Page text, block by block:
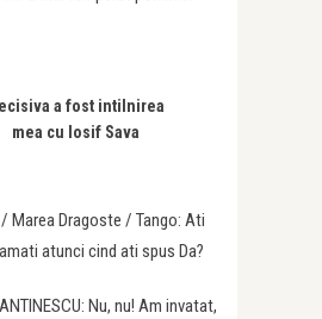
a fost intilnirea
mea cu Iosif Sava
Marea Dragoste / Tango: Ati
atunci cind ati spus Da?
Nu, nu! Am invatat,